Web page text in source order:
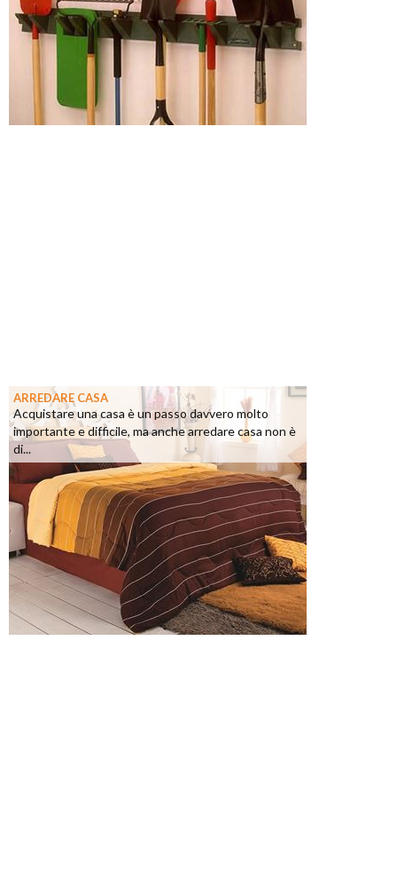
ARREDARE CASA
Acquistare una casa è un passo davvero molto
importante e difficile, ma anche arredare casa non è
di...